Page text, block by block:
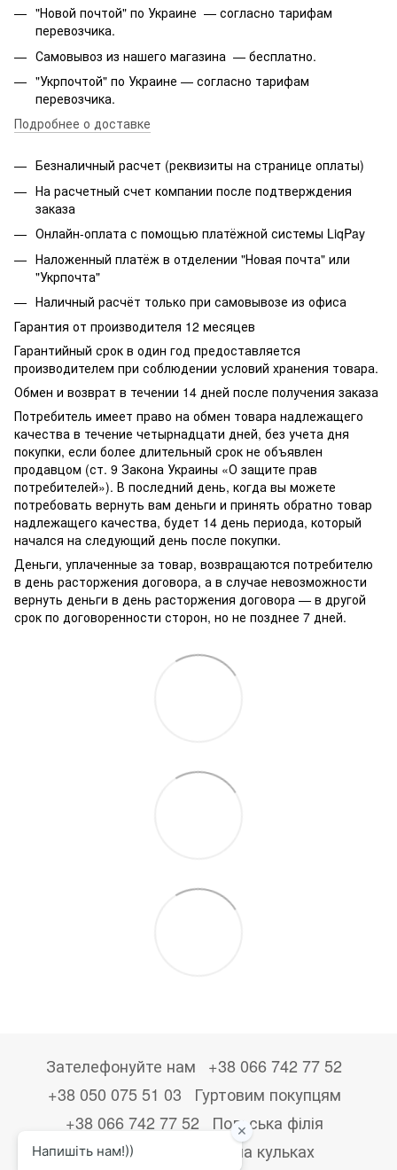
"Новой почтой" по Украине — согласно тарифам
перевозчика.
Самовывоз из нашего магазина — бесплатно.
"Укрпочтой" по Украине — согласно тарифам
перевозчика.
Подробнее о доставке
Безналичный расчет (реквизиты на странице оплаты)
На расчетный счет компании после подтверждения
заказа
Онлайн-оплата с помощью платёжной системы LiqPay
Наложенный платёж в отделении "Новая почта" или
"Укрпочта"
Наличный расчёт только при самовывозе из офиса
Гарантия от производителя 12 месяцев
Гарантийный срок в один год предоставляется
производителем при соблюдении условий хранения товара.
Обмен и возврат в течении 14 дней после получения заказа
Потребитель имеет право на обмен товара надлежащего
качества в течение четырнадцати дней, без учета дня
покупки, если более длительный срок не объявлен
продавцом (ст. 9 Закона Украины «О защите прав
потребителей»). В последний день, когда вы можете
потребовать вернуть вам деньги и принять обратно товар
надлежащего качества, будет 14 день периода, который
начался на следующий день после покупки.
Деньги, уплаченные за товар, возвращаются потребителю
в день расторжения договора, а в случае невозможности
вернуть деньги в день расторжения договора — в другой
срок по договоренности сторон, но не позднее 7 дней.
Зателефонуйте нам
+38 066 742 77 52
+38 050 075 51 03
Гуртовим покупцям
+38 066 742 77 52
Польська філія
+48533867723
Друк на кульках